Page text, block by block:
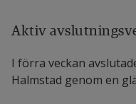
Aktiv
I förra veckan
Halmstad genom en